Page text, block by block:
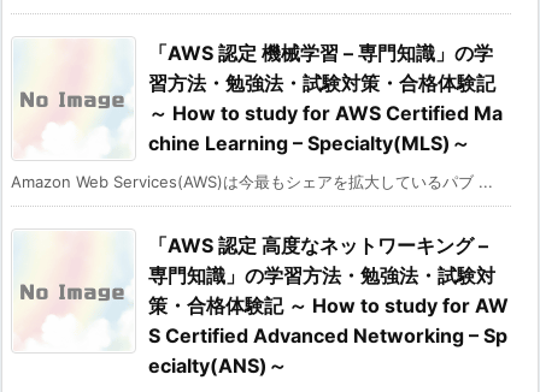
「AWS 認定 機械学習 – 専門知識」の学
習方法・勉強法・試験対策・合格体験記
～ How to study for AWS Certified Ma
chine Learning – Specialty(MLS)～
Amazon Web Services(AWS)は今最もシェアを拡大しているパブ ...
「AWS 認定 高度なネットワーキング –
専門知識」の学習方法・勉強法・試験対
策・合格体験記 ～ How to study for AW
S Certified Advanced Networking – Sp
ecialty(ANS)～